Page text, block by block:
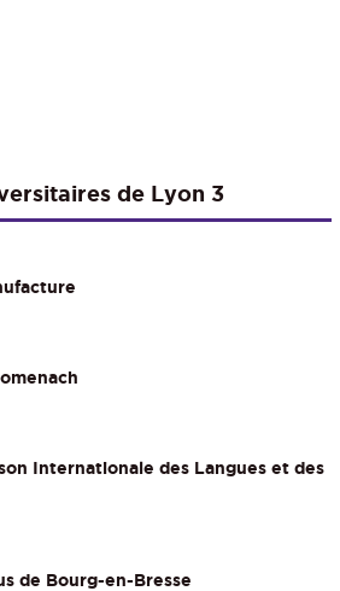
de Lyon 3
Internationale des Langues et des
de Bourg-en-Bresse